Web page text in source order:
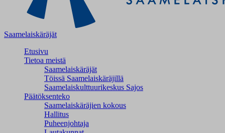
Saamelaiskäräjät
Etusivu
Tietoa meistä
Saamelaiskäräjät
Töissä Saamelaiskäräjillä
Saamelaiskulttuuri­keskus Sajos
Päätöksenteko
Saamelaiskäräjien kokous
Hallitus
Puheenjohtaja